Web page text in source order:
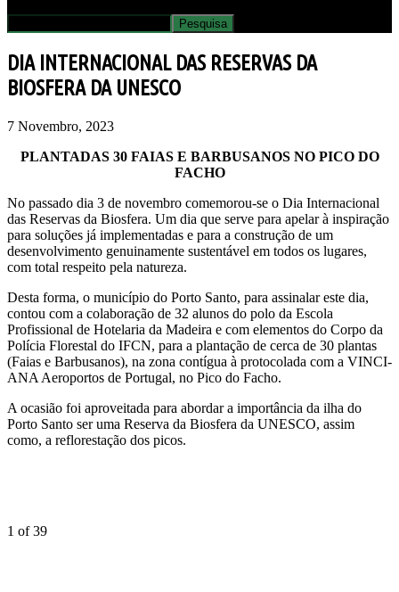
DIA INTERNACIONAL DAS RESERVAS DA
BIOSFERA DA UNESCO
7 Novembro, 2023
PLANTADAS 30 FAIAS E BARBUSANOS NO PICO DO
FACHO
No passado dia 3 de novembro comemorou-se o Dia Internacional
das Reservas da Biosfera. Um dia que serve para apelar à inspiração
para soluções já implementadas e para a construção de um
desenvolvimento genuinamente sustentável em todos os lugares,
com total respeito pela natureza.
Desta forma, o município do Porto Santo, para assinalar este dia,
contou com a colaboração de 32 alunos do polo da Escola
Profissional de Hotelaria da Madeira e com elementos do Corpo da
Polícia Florestal do IFCN, para a plantação de cerca de 30 plantas
(Faias e Barbusanos), na zona contígua à protocolada com a VINCI-
ANA Aeroportos de Portugal, no Pico do Facho.
A ocasião foi aproveitada para abordar a importância da ilha do
Porto Santo ser uma Reserva da Biosfera da UNESCO, assim
como, a reflorestação dos picos.
1 of 39